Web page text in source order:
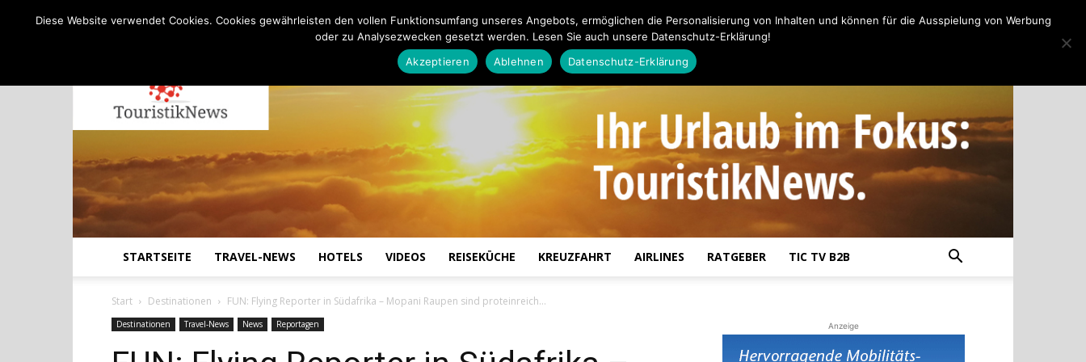
STARTSEITE TRAVEL-NEWS HOTELS VIDEOS REISEKÜCHE KREUZFAHRT AIRLINES RATGEBER TIC TV B2B
Start Destinationen FUN: Flying Reporter in Südafrika – Mopani Raupen sind proteinreich…
Destinationen Travel-News News Reportagen Anzeige
Diese Website verwendet Cookies. Cookies gewährleisten den vollen Funktionsumfang unseres Angebots, ermöglichen die Personalisierung von Inhalten und können für die Ausspielung von Werbung
oder zu Analysezwecken gesetzt werden. Lesen Sie auch unsere Datenschutz-Erklärung!
Akzeptieren
Ablehnen Datenschutz-Erklärung